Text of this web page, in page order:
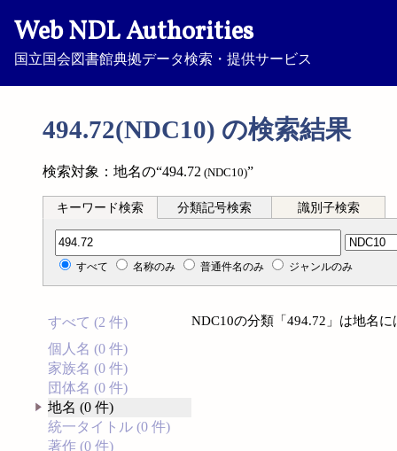
Web NDL Authorities
国立国会図書館典拠データ検索・提供サービス
494.72(NDC10) の検索結果
検索対象：地名の“494.72 (NDC10)”
キーワード検索 分類記号検索 識別子検索
分類記号検索
すべて 名称のみ 普通件名のみ ジャンルのみ
すべて (2 件)
個人名 (0 件)
家族名 (0 件)
団体名 (0 件)
地名 (0 件)
統一タイトル (0 件)
著作 (0 件)
NDC10の分類「494.72」は地名